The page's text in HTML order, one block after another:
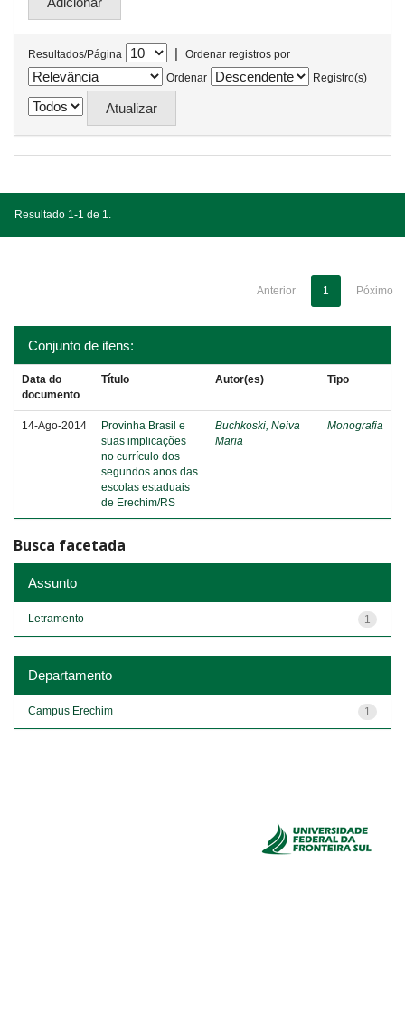
Resultados/Página |
Ordenar registros por
Ordenar
Registro(s)
Resultado 1-1 de 1.
Anterior 1 Póximo
Conjunto de itens:
Data do
documento
Título Autor(es) Tipo
14-Ago-2014
Provinha Brasil e
suas implicações
no currículo dos
segundos anos das
escolas estaduais
de Erechim/RS
Buchkoski, Neiva
Maria
Monografia
Busca facetada
Assunto
1
Letramento
Departamento
1
Campus Erechim